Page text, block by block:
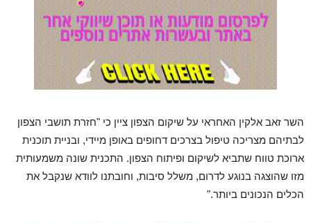
השר זאב אלקין האחראי על שיקום הצפון ציין כי "חזרת תושבי הצפון
לבתיהם מצריכה טיפול בצרכים דחופים באופן מיידי, ובניית תוכנית
ארוכת טווח שתביא לשיקום ופיתוח הצפון. התכנית שונה משמעותית
מזו שהוצגה בנוגע לדרום, משלל סיבות, וחובתנו לוודא שנקבל את
הכלים הנכונים ביותר."